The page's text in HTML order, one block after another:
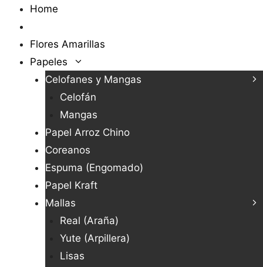
Saltar
Home
Flores Amarillas
Papeles
Celofanes y Mangas
Celofán
Mangas
Papel Arroz Chino
Coreanos
Espuma (Engomado)
Papel Kraft
Mallas
Real (Araña)
Yute (Arpillera)
Lisas